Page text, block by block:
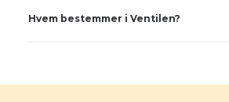
Hvem bestemmer i Ventilen?